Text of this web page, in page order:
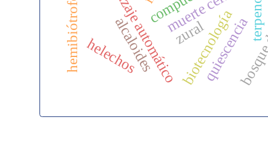
alcaloides biotecnología
helechos
zural
hemibiótrofo quiescencia